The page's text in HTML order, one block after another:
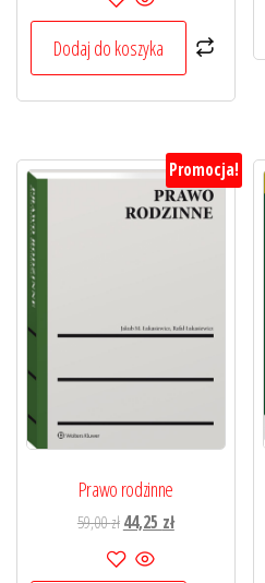
wynosiła:
149,00 zł.
111,75 zł.
Dodaj do koszyka
Promocja!
Prawo rodzinne
59,00złPierwotna
cena
wynosiła:
44,25 złAktualna